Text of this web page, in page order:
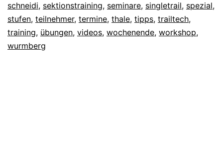
schneidi, sektionstraining, seminare, singletrail, spezial,
stufen, teilnehmer, termine, thale, tipps, trailtech,
training, übungen, videos, wochenende, workshop,
wurmberg